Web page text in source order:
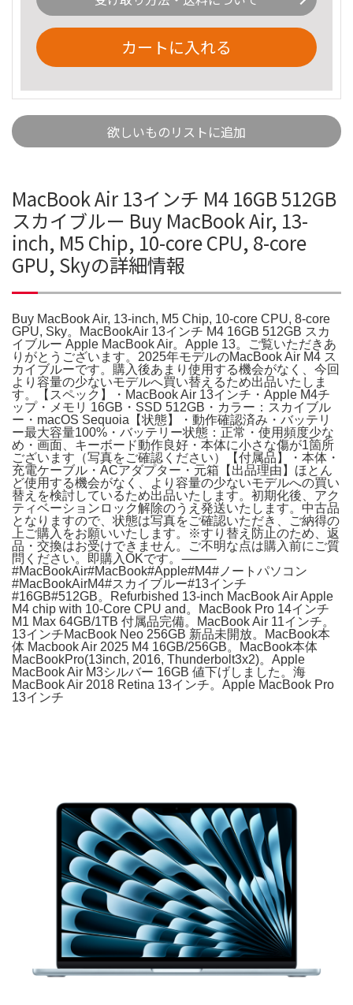
カートに入れる
欲しいものリストに追加
MacBook Air 13インチ M4 16GB 512GB
スカイブルー Buy MacBook Air, 13-
inch, M5 Chip, 10-core CPU, 8-core
GPU, Skyの詳細情報
Buy MacBook Air, 13-inch, M5 Chip, 10-core CPU, 8-core
GPU, Sky。MacBookAir 13インチ M4 16GB 512GB スカ
イブルー Apple MacBook Air。Apple 13。ご覧いただきあ
りがとうございます。2025年モデルのMacBook Air M4 ス
カイブルーです。購入後あまり使用する機会がなく、今回
より容量の少ないモデルへ買い替えるため出品いたしま
す。【スペック】・MacBook Air 13インチ・Apple M4チ
ップ・メモリ 16GB・SSD 512GB・カラー：スカイブル
ー・macOS Sequoia【状態】・動作確認済み・バッテリ
ー最大容量100%・バッテリー状態：正常・使用頻度少な
め・画面、キーボード動作良好・本体に小さな傷が1箇所
ございます（写真をご確認ください）【付属品】・本体・
充電ケーブル・ACアダプター・元箱【出品理由】ほとん
ど使用する機会がなく、より容量の少ないモデルへの買い
替えを検討しているため出品いたします。初期化後、アク
ティベーションロック解除のうえ発送いたします。中古品
となりますので、状態は写真をご確認いただき、ご納得の
上ご購入をお願いいたします。※すり替え防止のため、返
品・交換はお受けできません。ご不明な点は購入前にご質
問ください。即購入OKです。⸻
#MacBookAir#MacBook#Apple#M4#ノートパソコン
#MacBookAirM4#スカイブルー#13インチ
#16GB#512GB。Refurbished 13-inch MacBook Air Apple
M4 chip with 10‑Core CPU and。MacBook Pro 14インチ
M1 Max 64GB/1TB 付属品完備。MacBook Air 11インチ。
13インチMacBook Neo 256GB 新品未開放。MacBook本
体 Macbook Air 2025 M4 16GB/256GB。MacBook本体
MacBookPro(13inch, 2016, Thunderbolt3x2)。Apple
MacBook Air M3シルバー 16GB 値下げしました。海
MacBook Air 2018 Retina 13インチ。Apple MacBook Pro
13インチ